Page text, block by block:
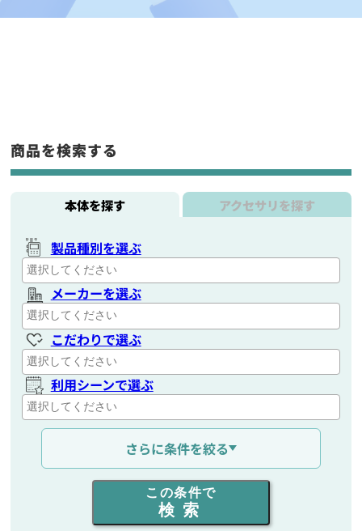
商品を検索する
本体を探す アクセサリを探す
製品種別を選ぶ
メーカーを選ぶ
こだわりで選ぶ
利用シーンで選ぶ
通信距離を選ぶ
出力を選ぶ
同時通話人数を選ぶ
さらに条件を絞る
この条件で
検索